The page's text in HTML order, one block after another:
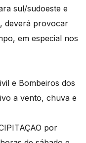
sul/sudoeste e
deverá provocar
em especial nos
e Bombeiros dos
a vento, chuva e
por